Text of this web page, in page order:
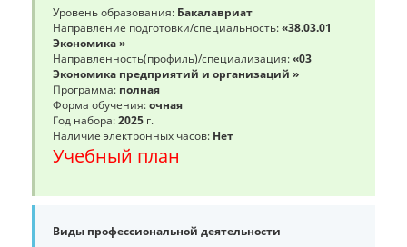
Уровень образования: Бакалавриат
Направление подготовки/специальность:«38.03.01
Экономика »
Направленность(профиль)/специализация:«03
Экономика предприятий и организаций »
Программа: полная
Форма обучения:очная
Год набора:2025 г.
Наличие электронных часов: Нет
Учебный план
Виды профессиональной деятельности